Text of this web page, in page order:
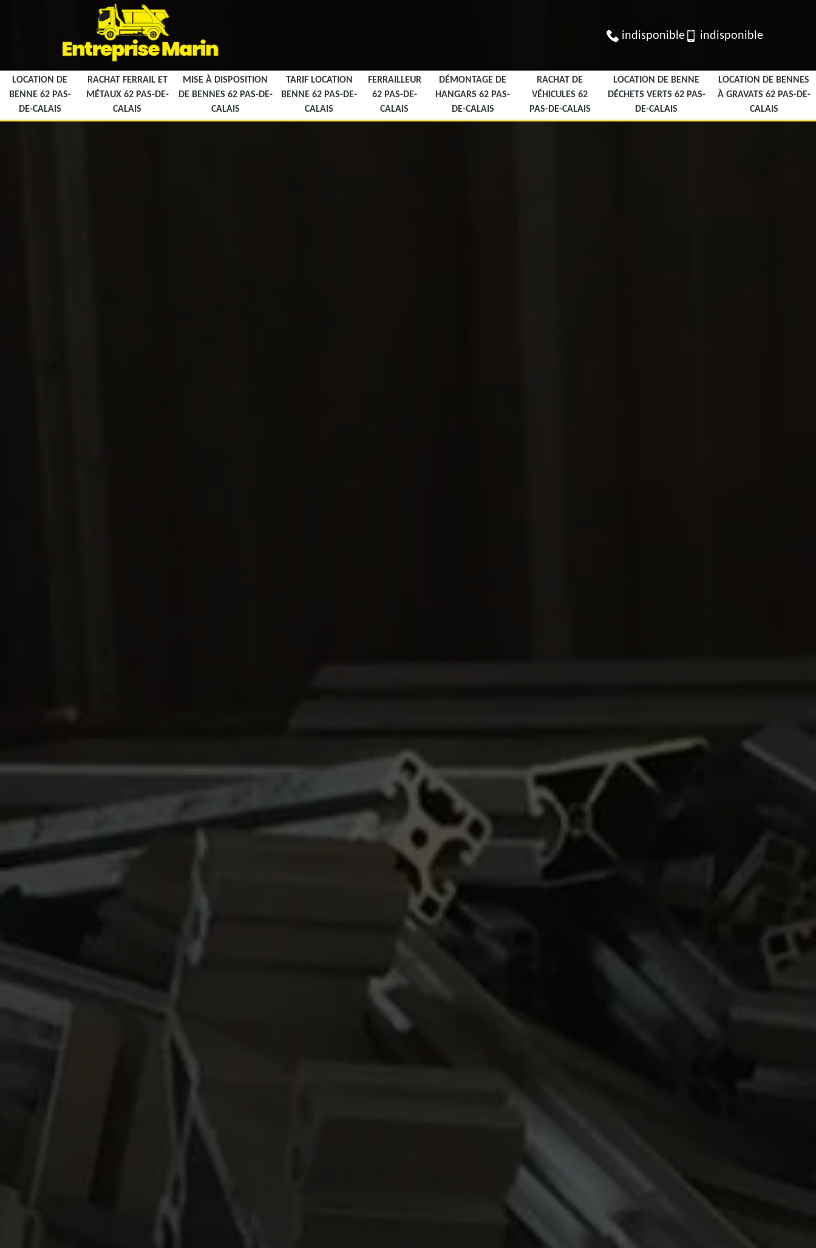
indisponible indisponible
LOCATION DE
BENNE 62 PAS-
DE-CALAIS
RACHAT FERRAIL ET
MÉTAUX 62 PAS-DE-
CALAIS
MISE À DISPOSITION
DE BENNES 62 PAS-DE-
CALAIS
TARIF LOCATION
BENNE 62 PAS-DE-
CALAIS
FERRAILLEUR
62 PAS-DE-
CALAIS
DÉMONTAGE DE
HANGARS 62 PAS-
DE-CALAIS
RACHAT DE
VÉHICULES 62
PAS-DE-CALAIS
LOCATION DE BENNE
DÉCHETS VERTS 62 PAS-
DE-CALAIS
LOCATION DE BENNES
À GRAVATS 62 PAS-DE-
CALAIS